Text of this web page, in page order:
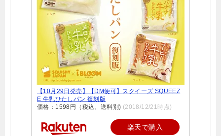
【10月29日発売】【DM便可】スクイーズ SQUEEZ
E 牛乳ひたしパン 復刻版
価格：1598円（税込、送料別) (2018/12/21時点)
楽天で購入